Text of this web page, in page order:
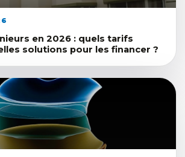
en 2026 : quels tarifs
solutions pour les financer ?